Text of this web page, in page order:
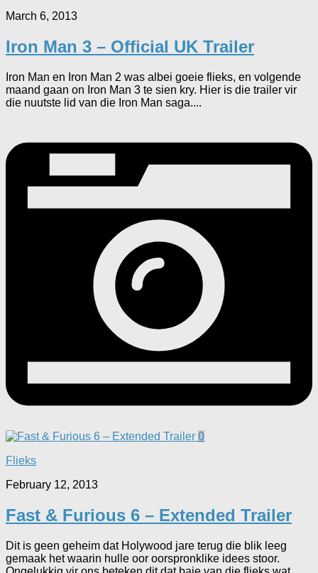
March 6, 2013
Iron Man 3 – Official UK Trailer
Iron Man en Iron Man 2 was albei goeie flieks, en volgende
maand gaan on Iron Man 3 te sien kry. Hier is die trailer vir
die nuutste lid van die Iron Man saga....
0
Flieks
February 12, 2013
Fast & Furious 6 – Extended Trailer
Dit is geen geheim dat Holywood jare terug die blik leeg
gemaak het waarin hulle oor oorspronklike idees stoor.